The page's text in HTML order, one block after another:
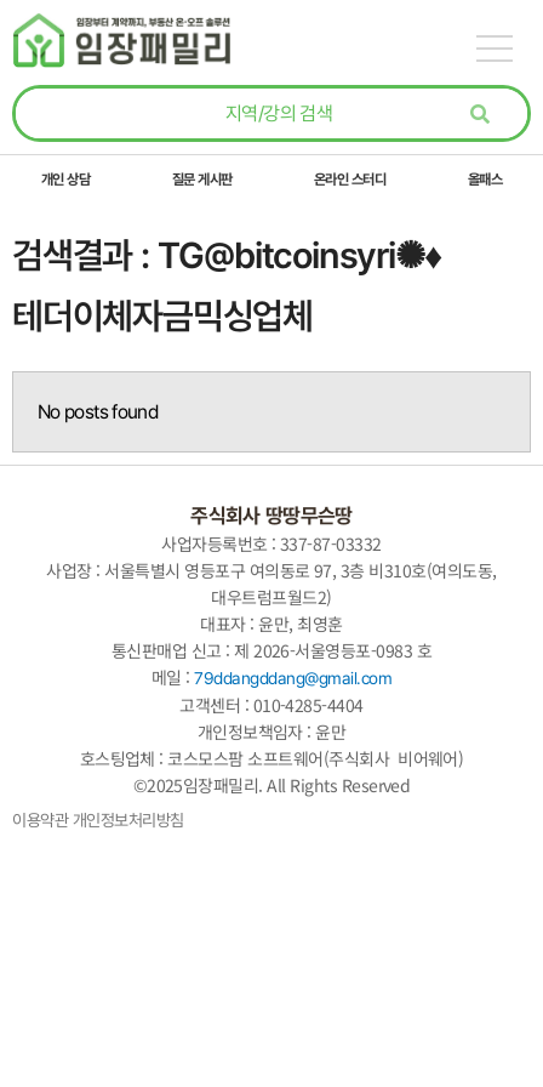
콘텐츠로
건너뛰기
개인 상담 질문 게시판 온라인 스터디 올패스
검색결과 : TG@bitcoinsyri✺♦
테더이체자금믹싱업체
No posts found
주식회사 땅땅무슨땅
사업자등록번호 : 337-87-03332
사업장 : 서울특별시 영등포구 여의동로 97, 3층 비310호(여의도동,
대우트럼프월드2)
대표자 : 윤만, 최영훈
통신판매업 신고 : 제 2026-서울영등포-0983 호
메일 :79ddangddang@gmail.com
고객센터 : 010-4285-4404
개인정보책임자 : 윤만
호스팅업체 : 코스모스팜 소프트웨어(주식회사 비어웨어)
©2025임장패밀리. All Rights Reserved
이용약관개인정보처리방침